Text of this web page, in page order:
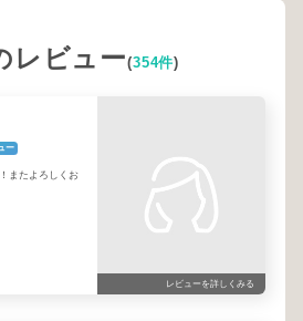
レビュー(354件)
ー
またよろしくお
レビューを詳しくみる